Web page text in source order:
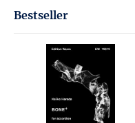
Bestseller